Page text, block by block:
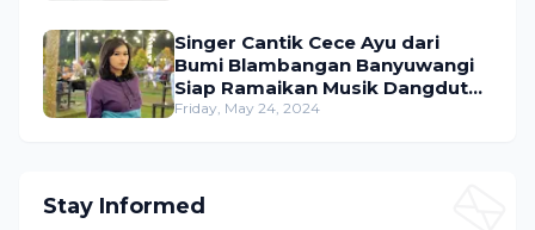
Singer Cantik Cece Ayu dari
Bumi Blambangan Banyuwangi
Siap Ramaikan Musik Dangdut
Indonesia
Friday, May 24, 2024
Stay Informed